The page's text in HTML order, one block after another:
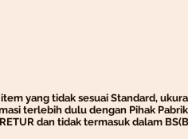
yang tidak sesuai Standard,
terlebih dulu dengan Pihak
dan tidak termasuk dalam